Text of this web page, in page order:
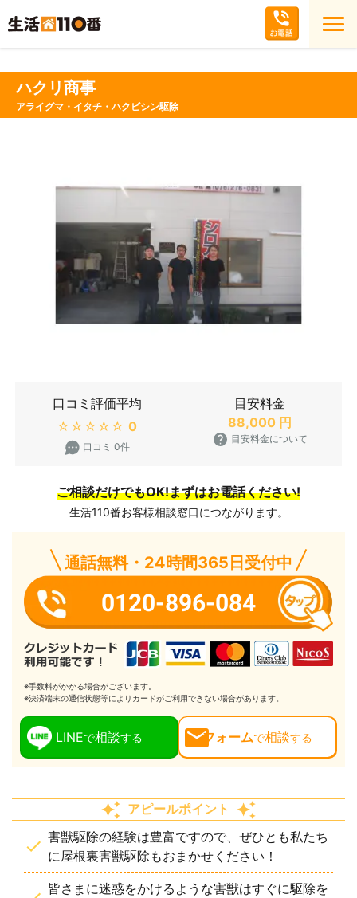
ハクリ商事
アライグマ・イタチ・ハクビシン駆除
口コミ評価平均
★★★★★ 0
口コミ 0件
目安料金
88,000 円
目安料金について
ご相談だけでもOK!まずはお電話ください!
生活110番お客様相談窓口につながります。
通話無料・24時間365日受付中
0120-896-084
※手数料がかかる場合がございます。
※決済端末の通信状態等によりカードがご利用できない場合があります。
LINEで相談する フォームで相談する
アピールポイント
害獣駆除の経験は豊富ですので、ぜひとも私たち
に屋根裏害獣駆除もおまかせください！
皆さまに迷惑をかけるような害獣はすぐに駆除を